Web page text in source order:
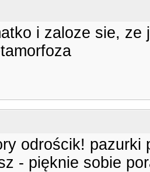
i zaloze sie,
odrościk! pazurki
- pięknie sobie